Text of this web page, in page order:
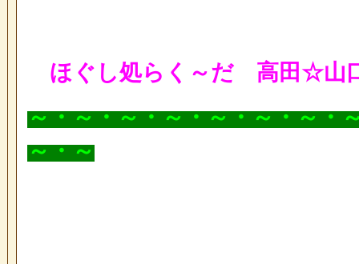
ほぐし処らく～だ 高田☆山
～・～・～・～・～・～・～・
～・～